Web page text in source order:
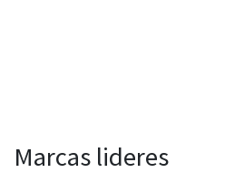
Marcas lideres